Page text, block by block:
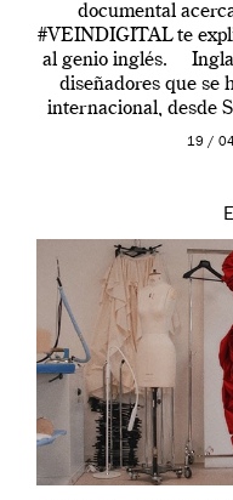
documental
#VEINDIGITAL te
al genio inglés.
diseñadores que se
internacional, desde
19 /